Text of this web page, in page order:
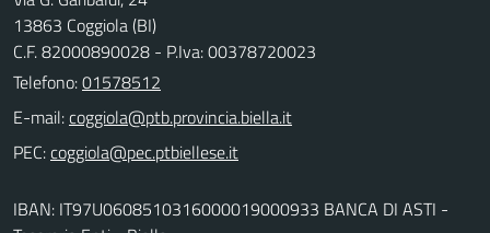
13863 Coggiola (BI)
C.F. 82000890028 - P.Iva: 00378720023
Telefono:01578512
E-mail:
PEC:
IBAN: IT97U0608510316000019000933 BANCA DI ASTI -